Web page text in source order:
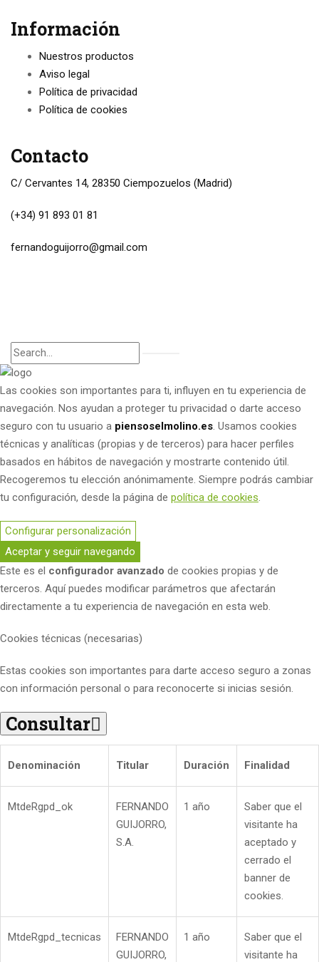
Información
Nuestros productos
Aviso legal
Política de privacidad
Política de cookies
Contacto
C/ Cervantes 14, 28350 Ciempozuelos (Madrid)
(+34) 91 893 01 81
fernandoguijorro@gmail.com
Las cookies son importantes para ti, influyen en tu experiencia de
navegación. Nos ayudan a proteger tu privacidad o darte acceso
seguro con tu usuario a piensoselmolino.es. Usamos cookies
técnicas y analíticas (propias y de terceros) para hacer perfiles
basados en hábitos de navegación y mostrarte contenido útil.
Recogeremos tu elección anónimamente. Siempre podrás cambiar
tu configuración, desde la página de política de cookies.
Configurar personalización
Aceptar y seguir navegando
Este es el configurador avanzado de cookies propias y de
terceros. Aquí puedes modificar parámetros que afectarán
directamente a tu experiencia de navegación en esta web.
Cookies técnicas (necesarias)
Estas cookies son importantes para darte acceso seguro a zonas
con información personal o para reconocerte si inicias sesión.
Consultar
Denominación Titular Duración Finalidad
MtdeRgpd_ok
FERNANDO
GUIJORRO,
S.A.
1 año
Saber que el
visitante ha
aceptado y
cerrado el
banner de
cookies.
MtdeRgpd_tecnicas
FERNANDO
GUIJORRO,
1 año
Saber que el
visitante ha